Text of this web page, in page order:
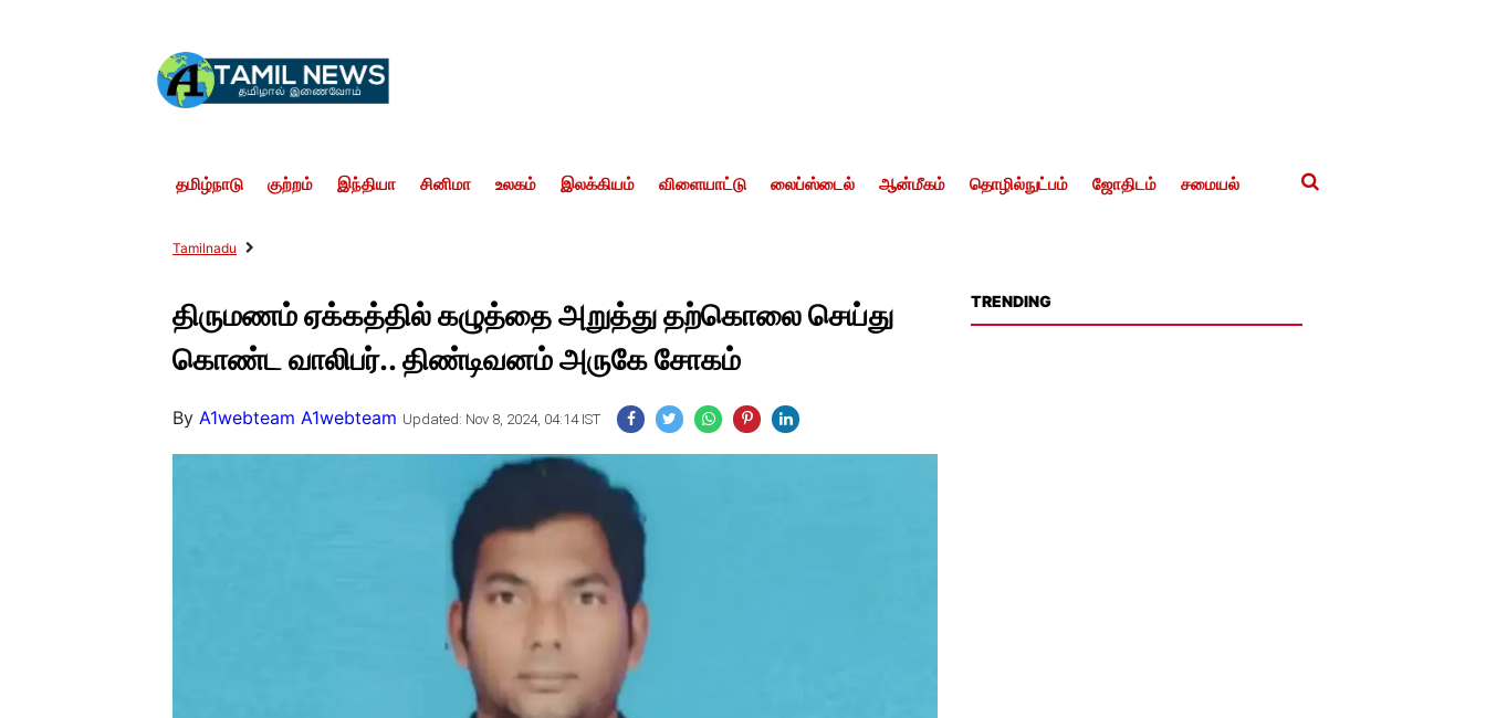
தமிழ்நாடு குற்றம் இந்தியா சினிமா உலகம் இலக்கியம் விளையாட்டு லைப்ஸ்டைல் ஆன்மீகம் தொழில்நுட்பம் ஜோதிடம் சமையல்
Tamilnadu
திருமணம் ஏக்கத்தில் கழுத்தை அறுத்து தற்கொலை செய்து
கொண்ட வாலிபர்.. திண்டிவனம் அருகே சோகம்
ByA1webteam A1webteam Updated: Nov 8, 2024, 04:14 IST
TRENDING